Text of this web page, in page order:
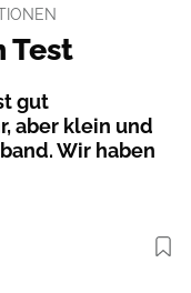
Test
gut
aber klein und
Wir haben
Foto: Hersteller